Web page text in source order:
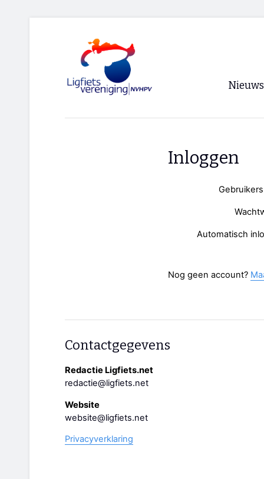
Nieuws
Inloggen
Automatisch
Nog geen account?
Contactgegevens
Redactie Ligfiets.net
redactie@ligfiets.net
Website
website@ligfiets.net
Privacyverklaring